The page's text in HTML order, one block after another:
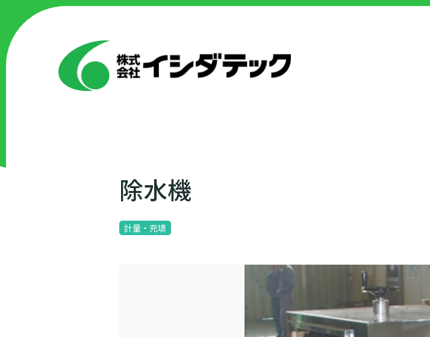
除水機
計量・充填